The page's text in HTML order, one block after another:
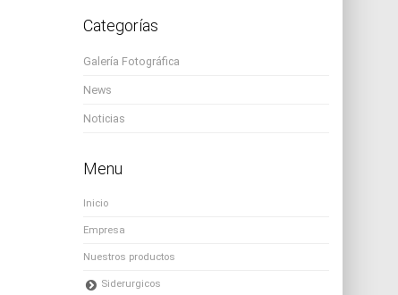
Categorías
Galería Fotográfica
News
Noticias
Menu
Inicio
Empresa
Nuestros productos
Siderurgicos